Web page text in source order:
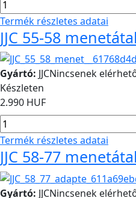
Termék részletes adatai
JJC 55-58
Gyártó: JJCNincsenek
Készleten
2.990 HUF
Termék részletes adatai
JJC 58-77
Gyártó: JJCNincsenek